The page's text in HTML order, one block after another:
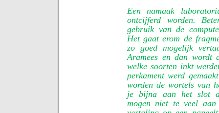
Een namaak
ontcijferd worden.
gebruik van de
Het gaat erom de
zo goed mogelijk
Aramees en dan wordt
welke soorten inkt
perkament werd
worden de wortels van
je bijna aan het slot
mogen niet te veel